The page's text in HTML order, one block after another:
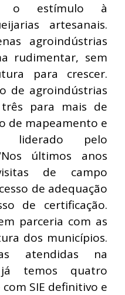
o estímulo à
artesanais.
agroindústrias
rudimentar, sem
para crescer.
de agroindústrias
para mais de
de mapeamento e
liderado pelo
últimos anos
de campo
de adequação
de certificação.
parceria com as
dos municípios.
atendidas na
temos quatro
SIE definitivo e